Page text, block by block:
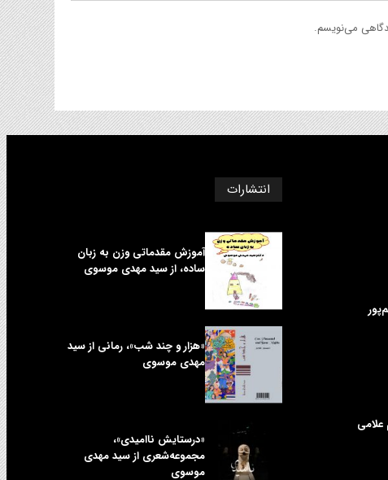
می‌نویسم.
علامی
انتشارات
آموزش مقدماتی وزن به زبان
ساده، از سید مهدی موسوی
«هزار و چند شب»، رمانی از سید
مهدی موسوی
«درستایش ناامیدی»،
مجموعه‌شعری از سید مهدی
موسوی